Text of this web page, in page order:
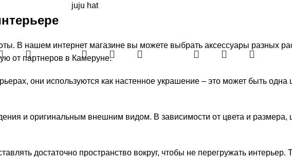
juju hat
В нашем интернет магазине вы можете выбрать аксессуары разных
от партнеров в Камеруне.
они используются как настенное украшение – это может быть одна
и оригинальным внешним видом. В зависимости от цвета и размера,
достаточно пространство вокруг, чтобы не перегружать интерьер.